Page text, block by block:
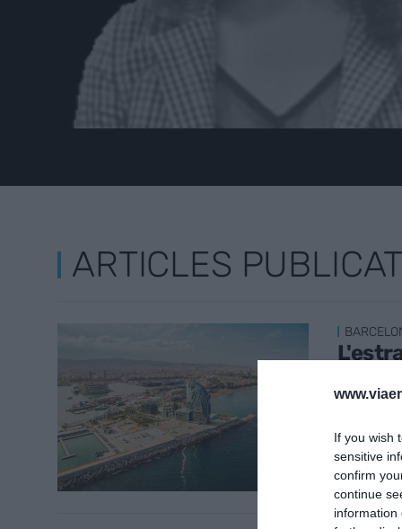
If you wish
sensitive
confirm
continue
information
ARTICLES
16 de